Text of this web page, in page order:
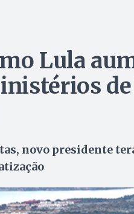
Lula
de
novo presidente